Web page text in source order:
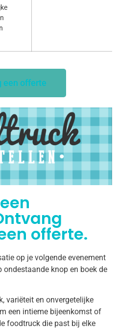
een offerte
offerte.
op je volgende evenement
knop en boek de
variëteit en onvergetelijke
een intieme bijeenkomst of
foodtruck die past bij elke